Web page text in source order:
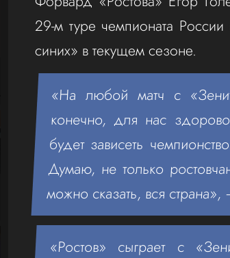
29-м туре чемпионата
синих» в текущем сезоне.
«На любой матч с
конечно, для нас
будет зависеть
Думаю, не только
можно сказать, вся
«Ростов» сыграет с